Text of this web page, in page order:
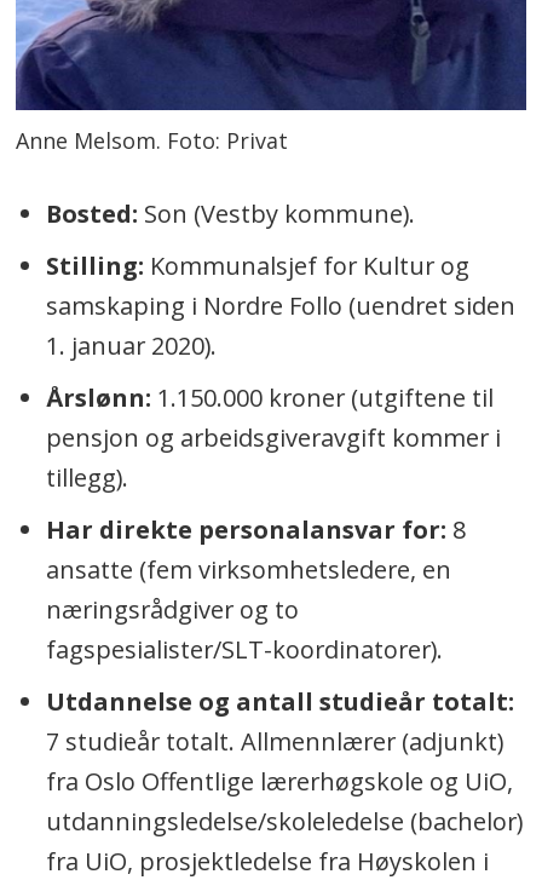
Anne Melsom. Foto: Privat
Bosted: Son (Vestby kommune).
Stilling: Kommunalsjef for Kultur og
samskaping i Nordre Follo (uendret siden
1. januar 2020).
Årslønn: 1.150.000 kroner (utgiftene til
pensjon og arbeidsgiveravgift kommer i
tillegg).
Har direkte personalansvar for: 8
ansatte (fem virksomhetsledere, en
næringsrådgiver og to
fagspesialister/SLT-koordinatorer).
Utdannelse og antall studieår totalt:
7 studieår totalt. Allmennlærer (adjunkt)
fra Oslo Offentlige lærerhøgskole og UiO,
utdanningsledelse/skoleledelse (bachelor)
fra UiO, prosjektledelse fra Høyskolen i